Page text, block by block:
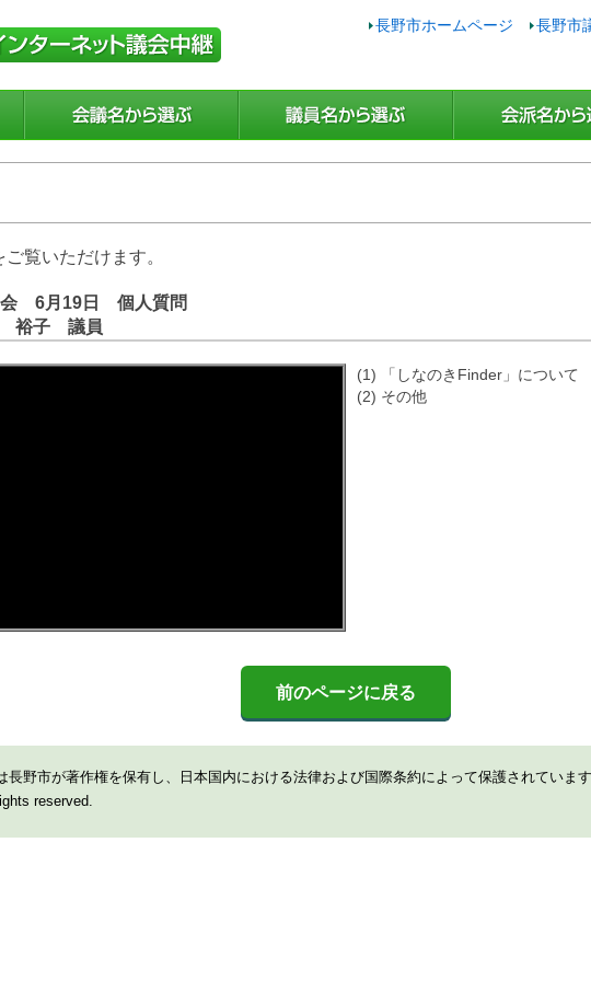
長野市ホームページ 長野市
覧いただけます。
会 6月19日 個人質問
子 議員
(1) 「しなのきFinder」について
(2) その他
前のページに戻る
長野市が著作権を保有し、日本国内における法律および国際条約によって保護されていま
reserved.